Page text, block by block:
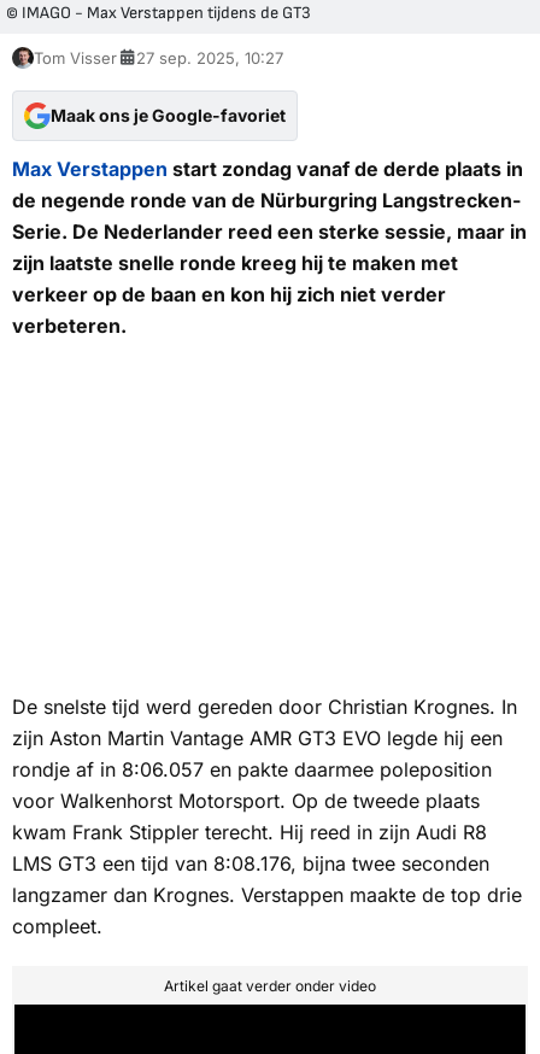
© IMAGO - Max Verstappen tijdens de GT3
Tom Visser 27 sep. 2025, 10:27
Maak ons je Google-favoriet
Max Verstappen start zondag vanaf de derde plaats in
de negende ronde van de Nürburgring Langstrecken-
Serie. De Nederlander reed een sterke sessie, maar in
zijn laatste snelle ronde kreeg hij te maken met
verkeer op de baan en kon hij zich niet verder
verbeteren.
De snelste tijd werd gereden door Christian Krognes. In
zijn Aston Martin Vantage AMR GT3 EVO legde hij een
rondje af in 8:06.057 en pakte daarmee poleposition
voor Walkenhorst Motorsport. Op de tweede plaats
kwam Frank Stippler terecht. Hij reed in zijn Audi R8
LMS GT3 een tijd van 8:08.176, bijna twee seconden
langzamer dan Krognes. Verstappen maakte de top drie
compleet.
Artikel gaat verder onder video